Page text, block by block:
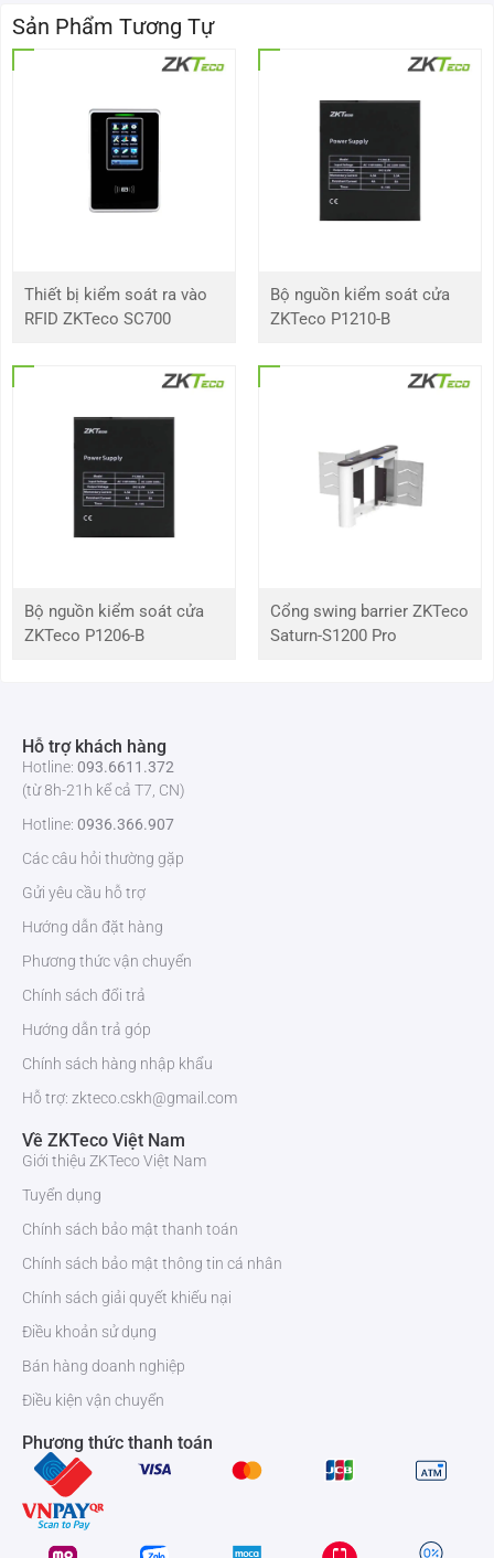
MOQ 50pcs
Sản Phẩm Tương Tự
Thiết bị kiểm soát ra vào
RFID ZKTeco SC700
Bộ nguồn kiểm soát cửa
ZKTeco P1210-B
Bộ nguồn kiểm soát cửa
ZKTeco P1206-B
Cổng swing barrier ZKTeco
Saturn-S1200 Pro
Hỗ trợ khách hàng
Hotline: 093.6611.372
(từ 8h-21h kể cả T7, CN)
Hotline: 0936.366.907
Các câu hỏi thường gặp
Gửi yêu cầu hỗ trợ
Hướng dẫn đặt hàng
Phương thức vận chuyển
Chính sách đổi trả
Hướng dẫn trả góp
Chính sách hàng nhập khẩu
Hỗ trợ: zkteco.cskh@gmail.com
Về ZKTeco Việt Nam
Giới thiệu ZKTeco Việt Nam
Tuyển dụng
Chính sách bảo mật thanh toán
Chính sách bảo mật thông tin cá nhân
Chính sách giải quyết khiếu nại
Điều khoản sử dụng
Bán hàng doanh nghiệp
Điều kiện vận chuyển
Phương thức thanh toán